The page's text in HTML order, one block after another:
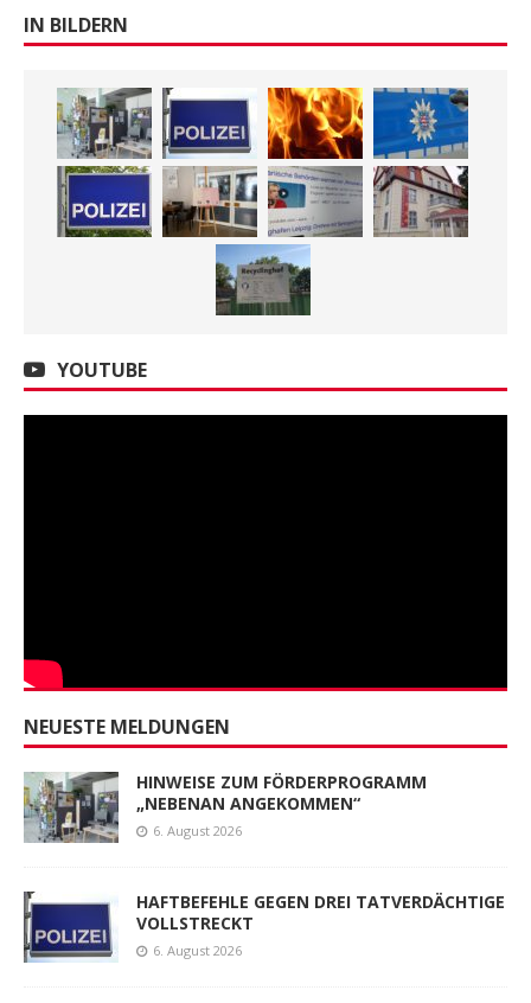
IN BILDERN
YOUTUBE
NEUESTE MELDUNGEN
HINWEISE ZUM FÖRDERPROGRAMM
„NEBENAN ANGEKOMMEN“
6. August 2026
HAFTBEFEHLE GEGEN DREI TATVERDÄCHTIGE
VOLLSTRECKT
6. August 2026